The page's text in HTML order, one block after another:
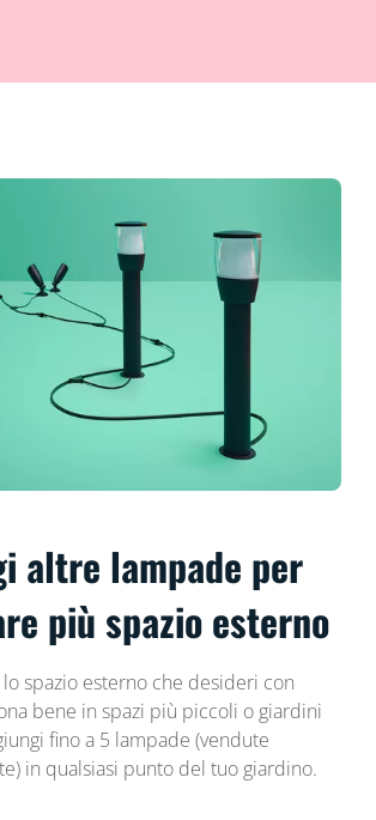
altre lampade per
più spazio esterno
spazio esterno che desideri con
bene in spazi più piccoli o giardini
fino a 5 lampade (vendute
in qualsiasi punto del tuo giardino.